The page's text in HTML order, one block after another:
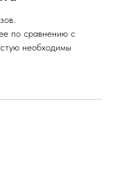
по сравнению с
необходимы